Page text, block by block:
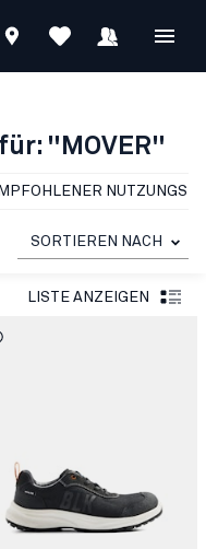
"MOVER"
SORTIEREN NACH
LISTE ANZEIGEN